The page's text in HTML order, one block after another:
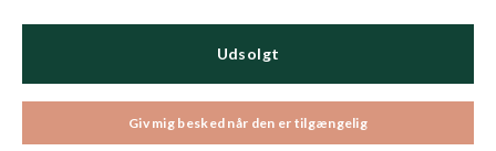
Udsolgt
Giv mig besked når den er tilgængelig